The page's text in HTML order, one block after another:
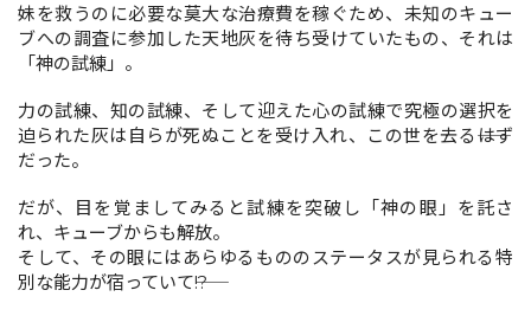
コミックパルフェ
閉じる
妹を救うのに必要な莫大な治療費を稼ぐため、未知のキュー
ブへの調査に参加した天地灰を待ち受けていたもの、それは
「神の試練」。
力の試練、知の試練、そして迎えた心の試練で究極の選択を
迫られた灰は自らが死ぬことを受け入れ、この世を去る――はず
だった。
だが、目を覚ましてみると試練を突破し「神の眼」を託さ
れ、キューブからも解放。
そして、その眼にはあらゆるもののステータスが見られる特
別な能力が宿っていて――!?